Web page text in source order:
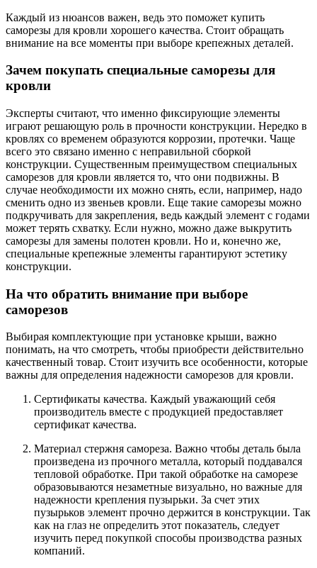
Каждый из нюансов важен, ведь это поможет купить
саморезы для кровли хорошего качества. Стоит обращать
внимание на все моменты при выборе крепежных деталей.
Зачем покупать специальные саморезы для
кровли
Эксперты считают, что именно фиксирующие элементы
играют решающую роль в прочности конструкции. Нередко в
кровлях со временем образуются коррозии, протечки. Чаще
всего это связано именно с неправильной сборкой
конструкции. Существенным преимуществом специальных
саморезов для кровли является то, что они подвижны. В
случае необходимости их можно снять, если, например, надо
сменить одно из звеньев кровли. Еще такие саморезы можно
подкручивать для закрепления, ведь каждый элемент с годами
может терять схватку. Если нужно, можно даже выкрутить
саморезы для замены полотен кровли. Но и, конечно же,
специальные крепежные элементы гарантируют эстетику
конструкции.
На что обратить внимание при выборе
саморезов
Выбирая комплектующие при установке крыши, важно
понимать, на что смотреть, чтобы приобрести действительно
качественный товар. Стоит изучить все особенности, которые
важны для определения надежности саморезов для кровли.
Сертификаты качества. Каждый уважающий себя
производитель вместе с продукцией предоставляет
сертификат качества.
Материал стержня самореза. Важно чтобы деталь была
произведена из прочного металла, который поддавался
тепловой обработке. При такой обработке на саморезе
образовываются незаметные визуально, но важные для
надежности крепления пузырьки. За счет этих
пузырьков элемент прочно держится в конструкции. Так
как на глаз не определить этот показатель, следует
изучить перед покупкой способы производства разных
компаний.